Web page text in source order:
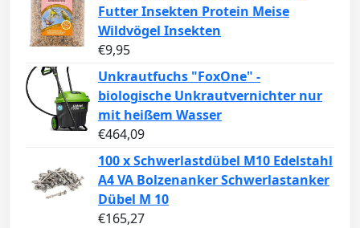
Futter Insekten Protein Meise
Wildvögel Insekten
€9,95
Unkrautfuchs "FoxOne" -
biologische Unkrautvernichter nur
mit heißem Wasser
€464,09
100 x Schwerlastdübel M10 Edelstahl
A4 VA Bolzenanker Schwerlastanker
Dübel M 10
€165,27